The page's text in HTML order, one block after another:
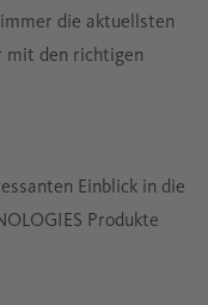
die aktuellsten
mit den richtigen
Einblick in die
Produkte